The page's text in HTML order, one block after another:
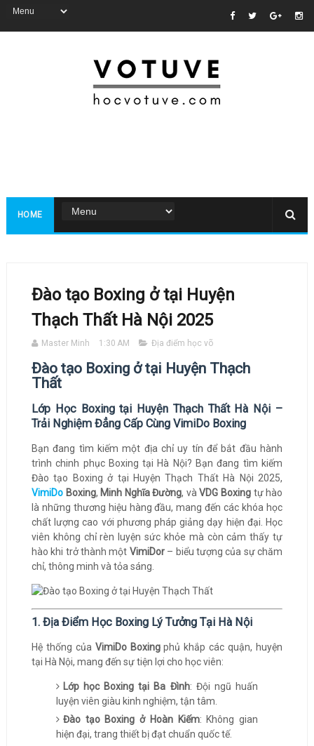
HOME
Đào tạo Boxing ở tại Huyện
Thạch Thất Hà Nội 2025
Master Minh 1:30 AM Địa điểm học võ
Đào tạo Boxing ở tại Huyện Thạch
Thất
Lớp Học Boxing tại Huyện Thạch Thất Hà Nội –
Trải Nghiệm Đẳng Cấp Cùng VimiDo Boxing
Bạn đang tìm kiếm một địa chỉ uy tín để bắt đầu hành
trình chinh phục Boxing tại Hà Nội? Bạn đang tìm kiếm
Đào tạo Boxing ở tại Huyện Thạch Thất Hà Nội 2025,
VimiDoBoxing, Minh Nghĩa Đường, vàVDG Boxingtự hào
là những thương hiệu hàng đầu, mang đến các khóa học
chất lượng cao với phương pháp giảng dạy hiện đại. Học
viên không chỉ rèn luyện sức khỏe mà còn cảm thấy tự
hào khi trở thành một VimiDor– biểu tượng của sự chăm
chỉ, thông minh và tỏa sáng.
1. Địa Điểm Học Boxing Lý Tưởng Tại Hà Nội
Hệ thống của VimiDo Boxingphủ khắp các quận, huyện
tại Hà Nội, mang đến sự tiện lợi cho học viên:
Lớp học Boxing tại Ba Đình: Đội ngũ huấn
luyện viên giàu kinh nghiệm, tận tâm.
Đào tạo Boxing ở Hoàn Kiếm: Không gian
hiện đại, trang thiết bị đạt chuẩn quốc tế.